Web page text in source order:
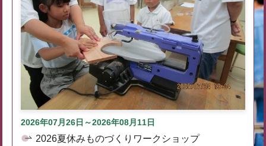
2026年07月26日～2026年08月11日
2026夏休みものづくりワークショップ